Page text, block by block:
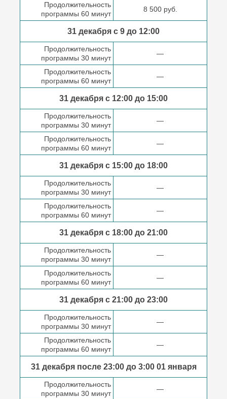
Продолжительность
программы 60 минут
8 500 руб.
31 декабря с 9 до 12:00
Продолжительность
программы 30 минут
—
Продолжительность
программы 60 минут
—
31 декабря с 12:00 до 15:00
Продолжительность
программы 30 минут
—
Продолжительность
программы 60 минут
—
31 декабря с 15:00 до 18:00
Продолжительность
программы 30 минут
—
Продолжительность
программы 60 минут
—
31 декабря с 18:00 до 21:00
Продолжительность
программы 30 минут
—
Продолжительность
программы 60 минут
—
31 декабря с 21:00 до 23:00
Продолжительность
программы 30 минут
—
Продолжительность
программы 60 минут
—
31 декабря после23:00 до 3:0001 января
Продолжительность
программы 30 минут
—